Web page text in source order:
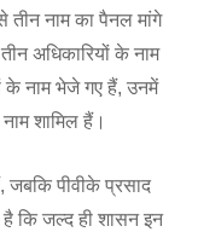
तीन नाम का पैनल मांगे
अधिकारियों के नाम
के नाम भेजे गए हैं, उनमें
शामिल हैं।
जबकि पीवीके प्रसाद
कि जल्द ही शासन इन